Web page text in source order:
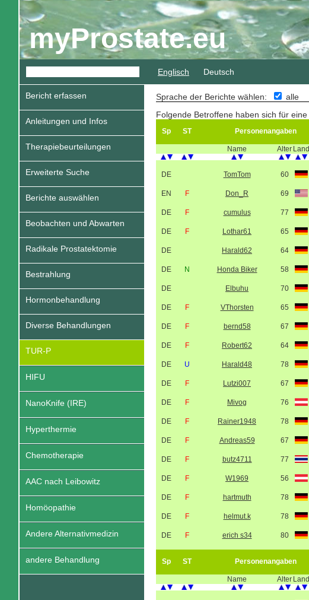
myProstate.eu
Englisch Deutsch
Bericht erfassen
Anleitungen und Infos
Therapiebeurteilungen
Erweiterte Suche
Berichte auswählen
Beobachten und Abwarten
Radikale Prostatektomie
Bestrahlung
Hormonbehandlung
Diverse Behandlungen
TUR-P
HIFU
NanoKnife (IRE)
Hyperthermie
Chemotherapie
AAC nach Leibowitz
Homöopathie
Andere Alternativmedizin
andere Behandlung
Sprache der Berichte wählen: alle
Folgende Betroffene haben sich für eine
Sp ST Personenangaben
Name Alter Land
DE TomTom 60
EN F Don_R 69
DE F cumulus 77
DE F Lothar61 65
DE Harald62 64
DE N Honda Biker 58
DE Elbuhu 70
DE F VThorsten 65
DE F bernd58 67
DE F Robert62 64
DE U Harald48 78
DE F Lutzi007 67
DE F Mivog 76
DE F Rainer1948 78
DE F Andreas59 67
DE F butz4711 77
DE F W1969 56
DE F hartmuth 78
DE F helmut.k 78
DE F erich s34 80
Sp ST Personenangaben
Name Alter Land